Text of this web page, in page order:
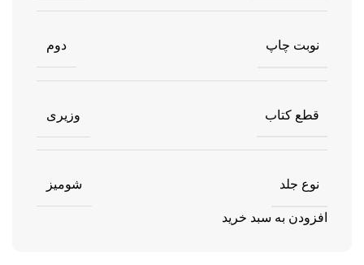
نوبت چاپ دوم
قطع کتاب وزیری
نوع جلد شومیز
افزودن به سبد خرید